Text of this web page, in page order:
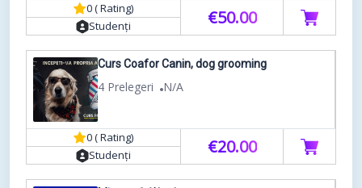
0 ( Rating)
Studenți
€50.00
Curs Coafor Canin, dog grooming
4 Prelegeri N/A
0 ( Rating)
Studenți
€20.00